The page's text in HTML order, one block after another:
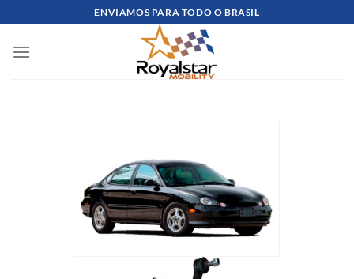
to
content
ENVIAMOS PARA TODO O BRASIL